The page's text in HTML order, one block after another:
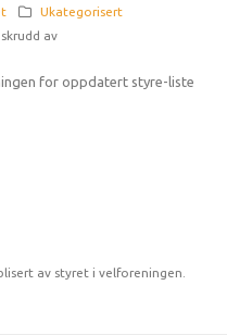
Ukategorisert
avfor
19
for oppdatert styre-liste
av styret i velforeningen.